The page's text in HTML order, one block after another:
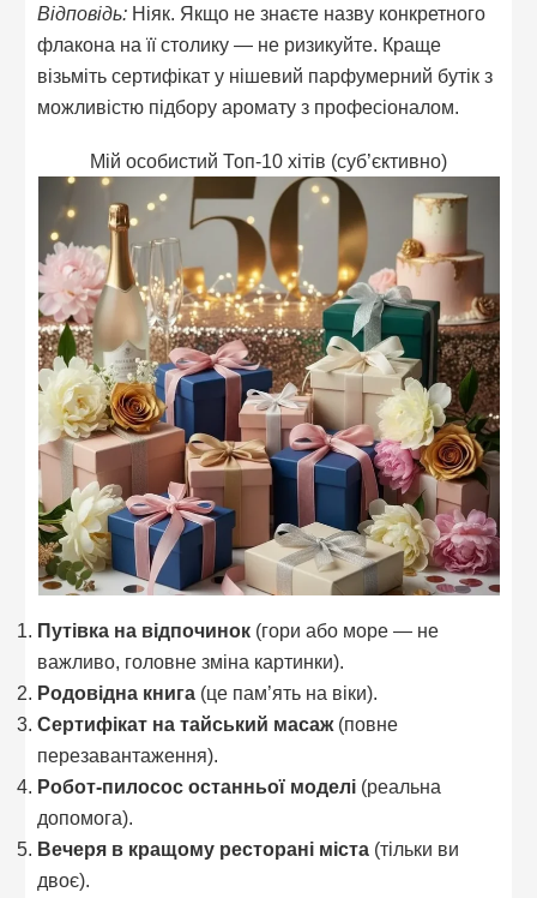
Відповідь: Ніяк. Якщо не знаєте назву конкретного
флакона на її столику — не ризикуйте. Краще
візьміть сертифікат у нішевий парфумерний бутік з
можливістю підбору аромату з професіоналом.
Мій особистий Топ-10 хітів (суб’єктивно)
Путівка на відпочинок (гори або море — не
важливо, головне зміна картинки).
Родовідна книга (це пам’ять на віки).
Сертифікат на тайський масаж(повне
перезавантаження).
Робот-пилосос останньої моделі (реальна
допомога).
Вечеря в кращому ресторані міста (тільки ви
двоє).